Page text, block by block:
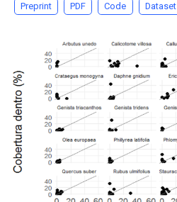
Preprint PDF Code Dataset